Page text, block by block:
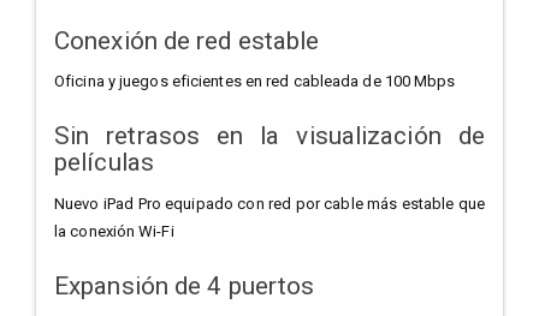
Conexión de red estable
Oficina y juegos eficientes en red cableada de 100 Mbps
Sin retrasos en la visualización de
películas
Nuevo iPad Pro equipado con red por cable más estable que
la conexión Wi-Fi
Expansión de 4 puertos